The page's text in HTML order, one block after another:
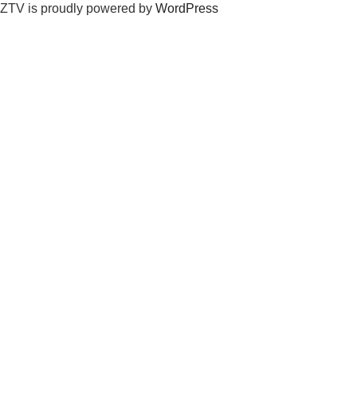
ZTV is proudly powered by WordPress